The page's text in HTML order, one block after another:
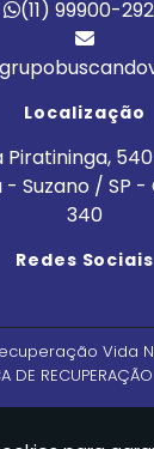
(11) 99900-
Localização
Piratininga,
Suzano / SP -
340
Redes Sociais
Vida
DE RECUPERAÇÃO